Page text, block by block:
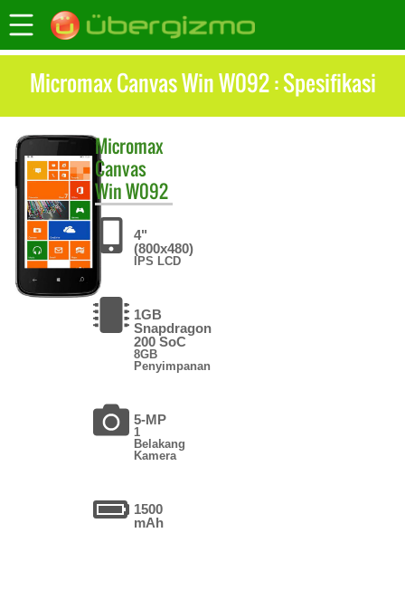
Micromax Canvas Win W092 : Spesifikasi
Micromax
Canvas
Win W092
4"
(800x480)
IPS LCD
1GB
Snapdragon
200 SoC
8GB
Penyimpanan
5-MP
1
Belakang
Kamera
1500
mAh